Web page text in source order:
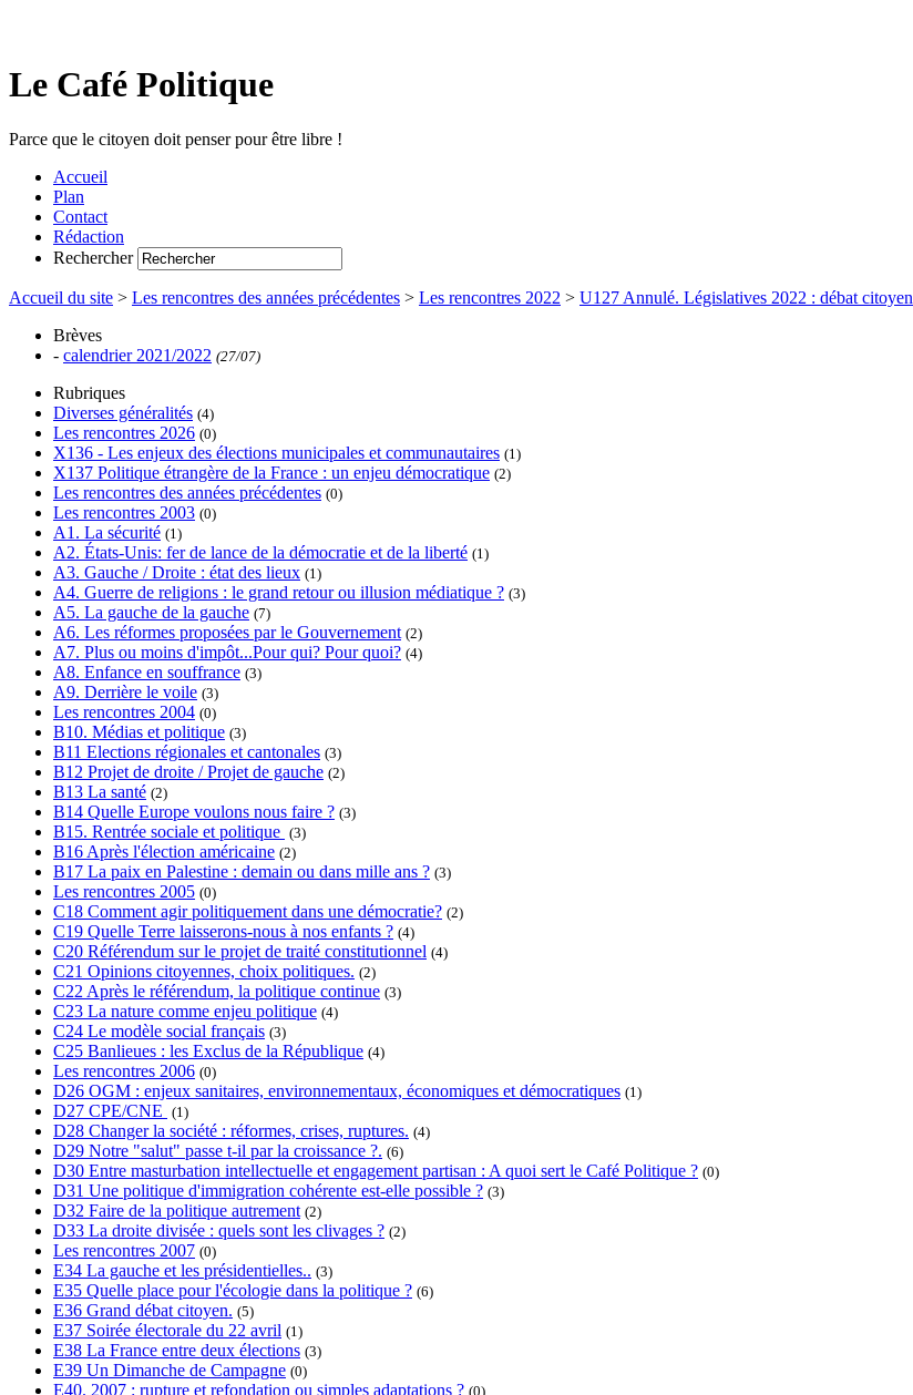
Le Café Politique
Parce que le citoyen doit penser pour être libre !
Accueil
Plan
Contact
Rédaction
Rechercher
Accueil du site > Les rencontres des années précédentes > Les rencontres 2022 > U127 Annulé. Législatives 2022 : débat citoyen
Brèves
- calendrier 2021/2022 (27/07)
Rubriques
Diverses généralités (4)
Les rencontres 2026 (0)
X136 - Les enjeux des élections municipales et communautaires (1)
X137 Politique étrangère de la France : un enjeu démocratique (2)
Les rencontres des années précédentes (0)
Les rencontres 2003 (0)
A1. La sécurité (1)
A2. États-Unis: fer de lance de la démocratie et de la liberté (1)
A3. Gauche / Droite : état des lieux (1)
A4. Guerre de religions : le grand retour ou illusion médiatique ? (3)
A5. La gauche de la gauche (7)
A6. Les réformes proposées par le Gouvernement (2)
A7. Plus ou moins d'impôt...Pour qui? Pour quoi? (4)
A8. Enfance en souffrance (3)
A9. Derrière le voile (3)
Les rencontres 2004 (0)
B10. Médias et politique (3)
B11 Elections régionales et cantonales (3)
B12 Projet de droite / Projet de gauche (2)
B13 La santé (2)
B14 Quelle Europe voulons nous faire ? (3)
B15. Rentrée sociale et politique (3)
B16 Après l'élection américaine (2)
B17 La paix en Palestine : demain ou dans mille ans ? (3)
Les rencontres 2005 (0)
C18 Comment agir politiquement dans une démocratie? (2)
C19 Quelle Terre laisserons-nous à nos enfants ? (4)
C20 Référendum sur le projet de traité constitutionnel (4)
C21 Opinions citoyennes, choix politiques. (2)
C22 Après le référendum, la politique continue (3)
C23 La nature comme enjeu politique (4)
C24 Le modèle social français (3)
C25 Banlieues : les Exclus de la République (4)
Les rencontres 2006 (0)
D26 OGM : enjeux sanitaires, environnementaux, économiques et démocratiques (1)
D27 CPE/CNE (1)
D28 Changer la société : réformes, crises, ruptures. (4)
D29 Notre "salut" passe t-il par la croissance ?. (6)
D30 Entre masturbation intellectuelle et engagement partisan : A quoi sert le Café Politique ? (0)
D31 Une politique d'immigration cohérente est-elle possible ? (3)
D32 Faire de la politique autrement (2)
D33 La droite divisée : quels sont les clivages ? (2)
Les rencontres 2007 (0)
E34 La gauche et les présidentielles.. (3)
E35 Quelle place pour l'écologie dans la politique ? (6)
E36 Grand débat citoyen. (5)
E37 Soirée électorale du 22 avril (1)
E38 La France entre deux élections (3)
E39 Un Dimanche de Campagne (0)
E40. 2007 : rupture et refondation ou simples adaptations ? (0)